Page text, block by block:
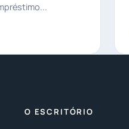
O ESCRITÓRIO